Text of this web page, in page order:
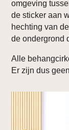
omgeving
de sticker aan
hechting van
de ondergrond
Alle
Er zijn dus